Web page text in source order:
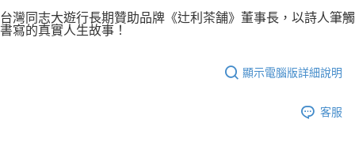
台灣同志大遊行長期贊助品牌《辻利茶舗》董事長，以詩人筆觸
書寫的真實人生故事！
顯示電腦版詳細說明
客服